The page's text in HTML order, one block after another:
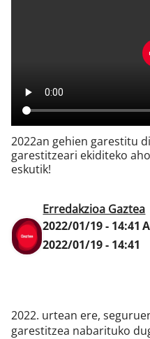
2022an gehien garestitu
garestitzeari ekiditeko
eskutik!
Erredakzioa Gaztea
2022/01/19 - 14:41
2022/01/19 - 14:41
2022. urtean ere,
garestitzea nabarituko